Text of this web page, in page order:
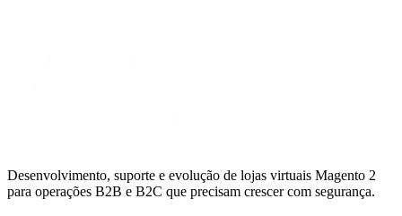
Desenvolvimento, suporte e evolução de lojas virtuais Magento 2
para operações B2B e B2C que precisam crescer com segurança.